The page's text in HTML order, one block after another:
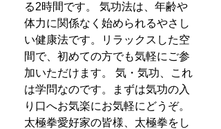
る2時間です。 気功法は、年齢や
体力に関係なく始められるやさし
い健康法です。リラックスした空
間で、初めての方でも気軽にご参
加いただけます。 気・気功、これ
は学問なのです。まずは気功の入
り口へお気楽にお気軽にどうぞ。
太極拳愛好家の皆様、太極拳をし